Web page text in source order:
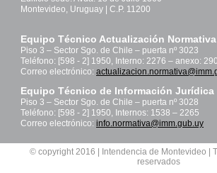
Montevideo, Uruguay | C.P. 11200
Equipo Técnico Actualización Normativa
Piso 3 – Sector Sgo. de Chile – puerta nº 3023
Teléfono: [598 - 2] 1950, Interno: 2276 – anexo:
Correo electrónico:
Equipo Técnico de Información Jurídica
Piso 3 – Sector Sgo. de Chile – puerta nº 3028
Teléfono: [598 - 2] 1950, Internos: 1538 – 2265
Correo electrónico: info.normativa@imm.gub.uy
© copyright 2016 | Intendencia de Montevideo |
reservados